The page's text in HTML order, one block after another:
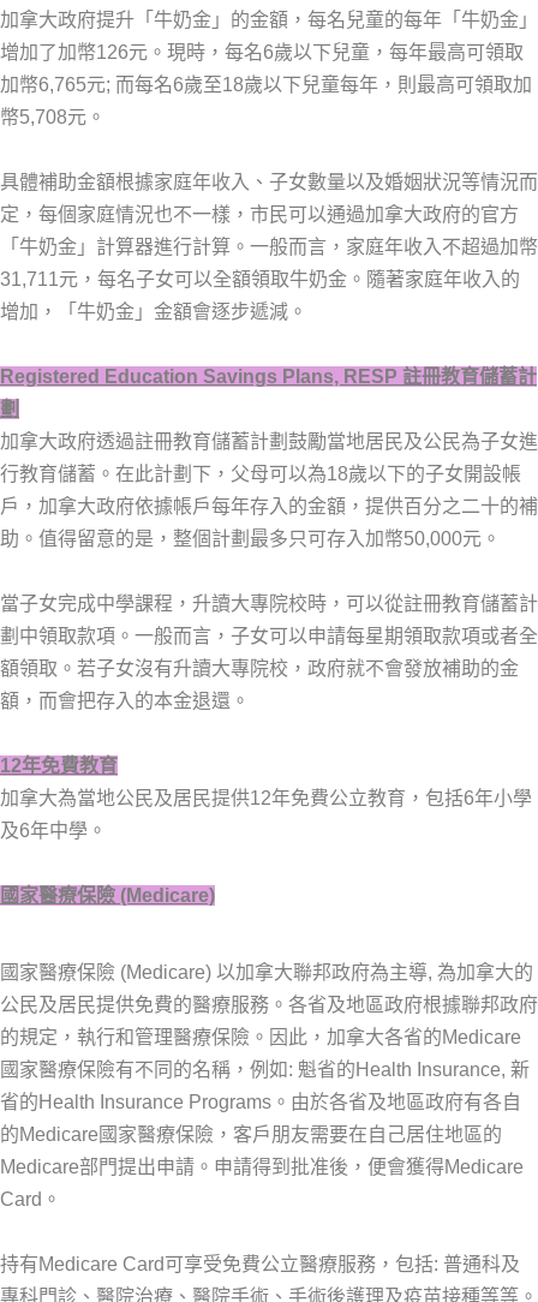
加拿大政府提升「牛奶金」的金額，每名兒童的每年「牛奶金」
增加了加幣126元。現時，每名6歲以下兒童，每年最高可領取
加幣6,765元; 而每名6歲至18歲以下兒童每年，則最高可領取加
幣5,708元。
具體補助金額根據家庭年收入、子女數量以及婚姻狀況等情況而
定，每個家庭情況也不一樣，市民可以通過加拿大政府的官方
「牛奶金」計算器進行計算。一般而言，家庭年收入不超過加幣
31,711元，每名子女可以全額領取牛奶金。隨著家庭年收入的
增加，「牛奶金」金額會逐步遞減。
Registered Education Savings Plans, RESP 註冊教育儲蓄計
劃
加拿大政府透過註冊教育儲蓄計劃鼓勵當地居民及公民為子女進
行教育儲蓄。在此計劃下，父母可以為18歲以下的子女開設帳
戶，加拿大政府依據帳戶每年存入的金額，提供百分之二十的補
助。值得留意的是，整個計劃最多只可存入加幣50,000元。
當子女完成中學課程，升讀大專院校時，可以從註冊教育儲蓄計
劃中領取款項。一般而言，子女可以申請每星期領取款項或者全
額領取。若子女沒有升讀大專院校，政府就不會發放補助的金
額，而會把存入的本金退還。
12年免費教育
加拿大為當地公民及居民提供12年免費公立教育，包括6年小學
及6年中學。
國家醫療保險 (Medicare)
國家醫療保險 (Medicare) 以加拿大聯邦政府為主導, 為加拿大的
公民及居民提供免費的醫療服務。各省及地區政府根據聯邦政府
的規定，執行和管理醫療保險。因此，加拿大各省的Medicare
國家醫療保險有不同的名稱，例如: 魁省的Health Insurance, 新
省的Health Insurance Programs。由於各省及地區政府有各自
的Medicare國家醫療保險，客戶朋友需要在自己居住地區的
Medicare部門提出申請。申請得到批准後，便會獲得Medicare
Card。
持有Medicare Card可享受免費公立醫療服務，包括: 普通科及
專科門診、醫院治療、醫院手術、手術後護理及疫苗接種等等。